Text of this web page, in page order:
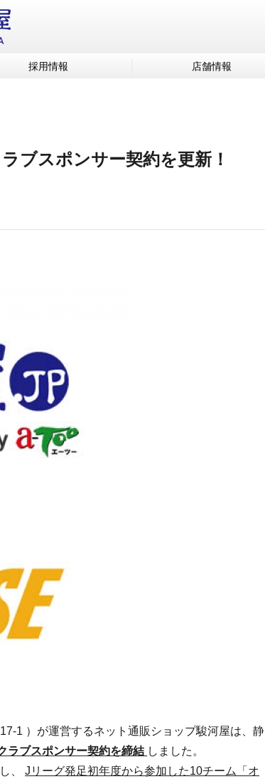
採用情報 店舗情報
ブスポンサー契約を更新！
1 ）が運営するネット通販ショップ駿河屋は、静
ラブスポンサー契約を締結 しました。
、 Jリーグ発足初年度から参加した10チーム「オ